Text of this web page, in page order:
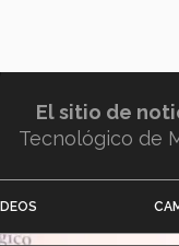
El sitio de
Tecnológico de